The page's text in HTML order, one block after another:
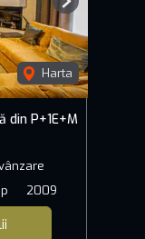
Harta
Next
din P+1E+M
2009